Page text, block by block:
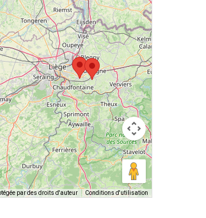
par des droits d'auteur Conditions d'utilisation